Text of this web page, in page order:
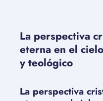
La perspectiva
eterna en el
y teológico
La perspectiva